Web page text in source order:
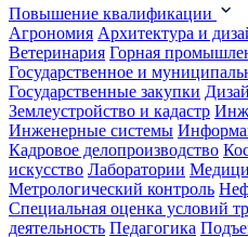
Повышение квалификации
Агрономия Архитектура и
Ветеринария Горная
Государственное и
Государственные закупки
Землеустройство и кадастр
Инженерные системы
Кадровое делопроизводство
искусство Лаборатории
Метрологический контроль
Специальная оценка условий
деятельность Педагогика